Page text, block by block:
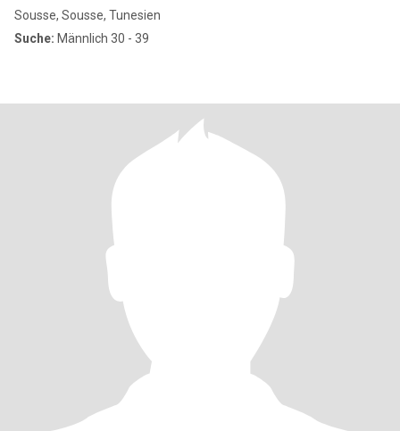
Sousse, Sousse, Tunesien
Suche: Männlich 30 - 39